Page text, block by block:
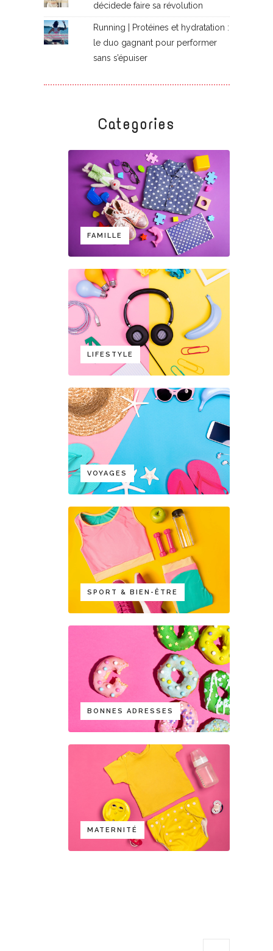
décidede faire sa révolution
Running | Protéines et hydratation :
le duo gagnant pour performer
sans s’épuiser
Categories
FAMILLE
LIFESTYLE
VOYAGES
SPORT & BIEN-ÊTRE
BONNES ADRESSES
MATERNITÉ